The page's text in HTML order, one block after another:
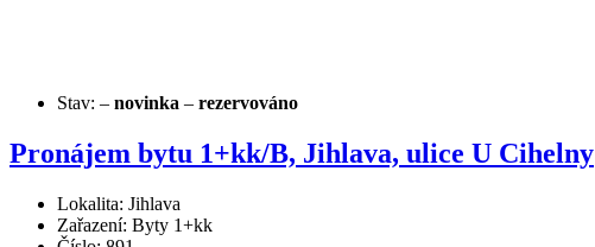
Stav: – novinka – rezervováno
Pronájem bytu 1+kk/B, Jihlava, ulice U Cihelny
Lokalita: Jihlava
Zařazení: Byty 1+kk